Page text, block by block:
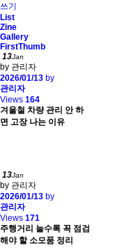
쓰기
List
Zine
Gallery
FirstThumb
13Jan
by 관리자
2026/01/13 by
관리자
Views 164
겨울철 차량 관리 안 하
면 고장 나는 이유
13Jan
by 관리자
2026/01/13 by
관리자
Views 171
주행거리 늘수록 꼭 점검
해야 할 소모품 정리